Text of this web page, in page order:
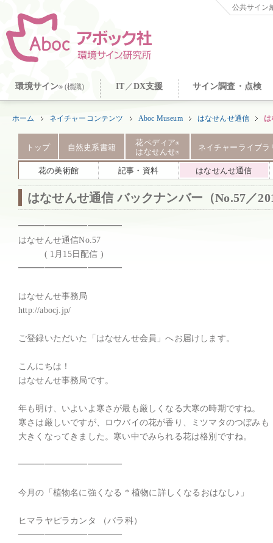
公共サイン
環境サイン® (標識) IT ／DX支援 サイン調査・点検
ホーム ネイチャーコンテンツ Aboc Museum はなせんせ通信
トップ 自然史系書籍
花ペディア®
はなせんせ®
ネイチャーライブラ
花の美術館 記事・資料 はなせんせ通信
はなせんせ通信 バックナンバー（No.57／
━━━━━━━━━━━━
はなせんせ通信No.57
( 1月15日配信 )
━━━━━━━━━━━━
はなせんせ事務局
http://abocj.jp/
ご登録いただいた「はなせんせ会員」へお届けします。
こんにちは！
はなせんせ事務局です。
年も明け、いよいよ寒さが最も厳しくなる大寒の時期ですね。
寒さは厳しいですが、ロウバイの花が香り、ミツマタのつぼみも
大きくなってきました。寒い中でみられる花は格別ですね。
━━━━━━━━━━━━
今月の「植物名に強くなる * 植物に詳しくなるおはなし♪」
ヒマラヤピラカンタ （バラ科）
━━━━━━━━━━━━